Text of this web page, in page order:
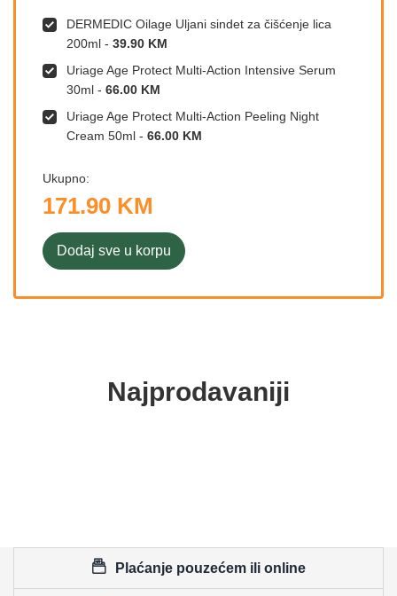
DERMEDIC Oilage Uljani sindet za čišćenje lica
200ml - 39.90 KM
Uriage Age Protect Multi-Action Intensive Serum
30ml - 66.00 KM
Uriage Age Protect Multi-Action Peeling Night
Cream 50ml - 66.00 KM
Ukupno:
171.90 KM
Dodaj sve u korpu
Najprodavaniji
Plaćanje pouzećem ili online